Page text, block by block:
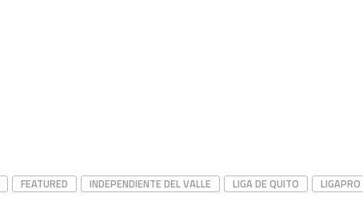
FEATURED INDEPENDIENTE DEL VALLE LIGA DE QUITO
LIGAPRO